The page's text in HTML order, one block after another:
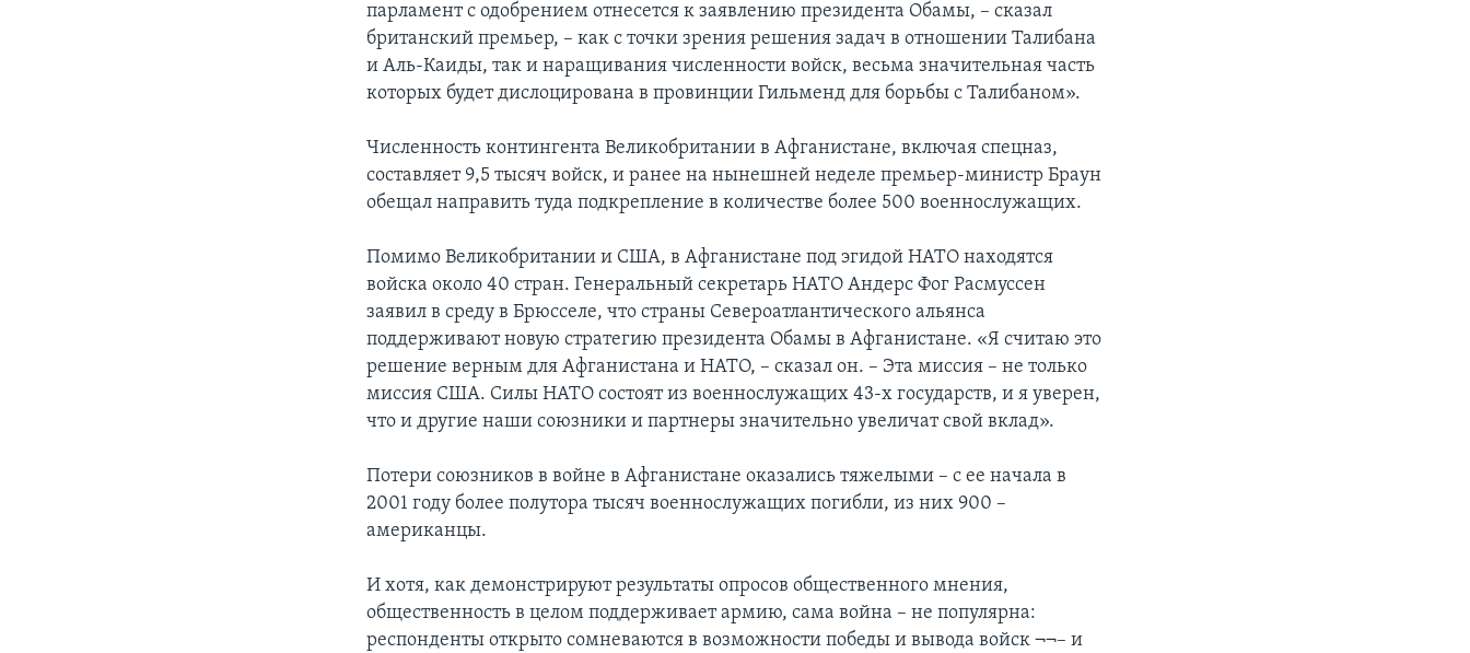
парламент с одобрением отнесется к заявлению президента Обамы, – сказал
британский премьер, – как с точки зрения решения задач в отношении Талибана
и Аль-Каиды, так и наращивания численности войск, весьма значительная часть
которых будет дислоцирована в провинции Гильменд для борьбы с Талибаном».
Численность контингента Великобритании в Афганистане, включая спецназ,
составляет 9,5 тысяч войск, и ранее на нынешней неделе премьер-министр Браун
обещал направить туда подкрепление в количестве более 500 военнослужащих.
Помимо Великобритании и США, в Афганистане под эгидой НАТО находятся
войска около 40 стран. Генеральный секретарь НАТО Андерс Фог Расмуссен
заявил в среду в Брюсселе, что страны Североатлантического альянса
поддерживают новую стратегию президента Обамы в Афганистане. «Я считаю это
решение верным для Афганистана и НАТО, – сказал он. – Эта миссия – не только
миссия США. Силы НАТО состоят из военнослужащих 43-х государств, и я уверен,
что и другие наши союзники и партнеры значительно увеличат свой вклад».
Потери союзников в войне в Афганистане оказались тяжелыми – с ее начала в
2001 году более полутора тысяч военнослужащих погибли, из них 900 –
американцы.
И хотя, как демонстрируют результаты опросов общественного мнения,
общественность в целом поддерживает армию, сама война – не популярна:
респонденты открыто сомневаются в возможности победы и вывода войск ¬¬– и